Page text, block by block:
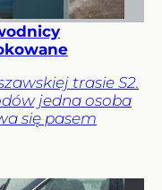
trasie S2.
jedna osoba
się pasem